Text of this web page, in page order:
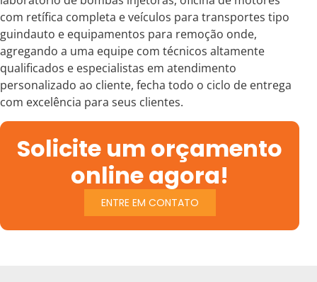
com retífica completa e veículos para transportes tipo
guindauto e equipamentos para remoção onde,
agregando a uma equipe com técnicos altamente
qualificados e especialistas em atendimento
personalizado ao cliente, fecha todo o ciclo de entrega
com excelência para seus clientes.
Solicite um orçamento
online agora!
ENTRE EM CONTATO